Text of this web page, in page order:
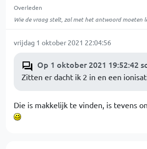
Overleden
Wie de vraag stelt, zal met het antwoord moeten
vrijdag 1 oktober 2021 22:04:56
Op 1 oktober 2021 19:52:42
Zitten er dacht ik 2 in en een
Die is makkelijk te vinden, is tevens